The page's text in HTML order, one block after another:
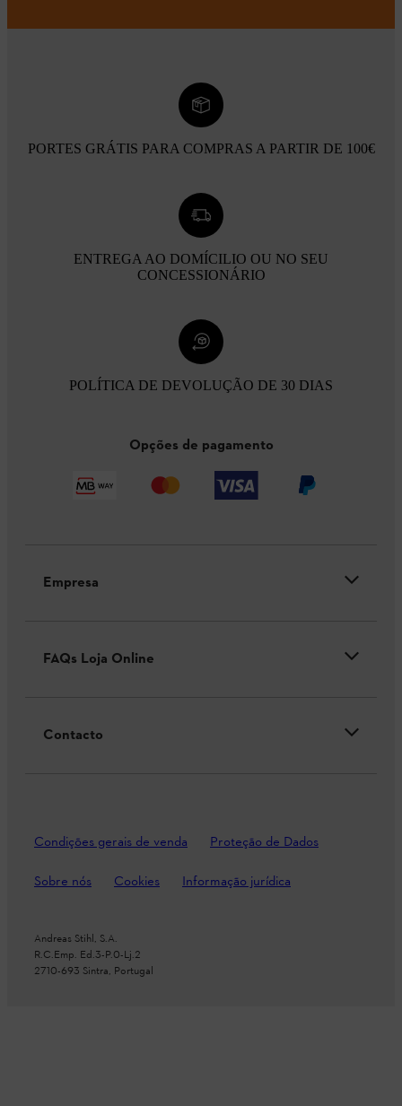
PORTES GRÁTIS PARA COMPRAS A PARTIR DE 100€
ENTREGA AO DOMÍCILIO OU NO SEU
CONCESSIONÁRIO
POLÍTICA DE DEVOLUÇÃO DE 30 DIAS
Opções de pagamento
Empresa
FAQs Loja Online
Contacto
Condições gerais de venda Proteção de Dados
Sobre nós Cookies Informação jurídica
Andreas Stihl, S.A.
R.C.Emp. Ed.3-P.0-Lj.2
2710-693 Sintra, Portugal